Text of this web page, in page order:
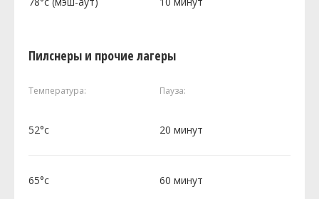
Пилснеры и прочие лагеры
Температура: Пауза:
52°c 20 минут
65°c 60 минут